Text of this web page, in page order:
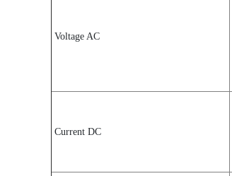
Voltage AC
Current DC